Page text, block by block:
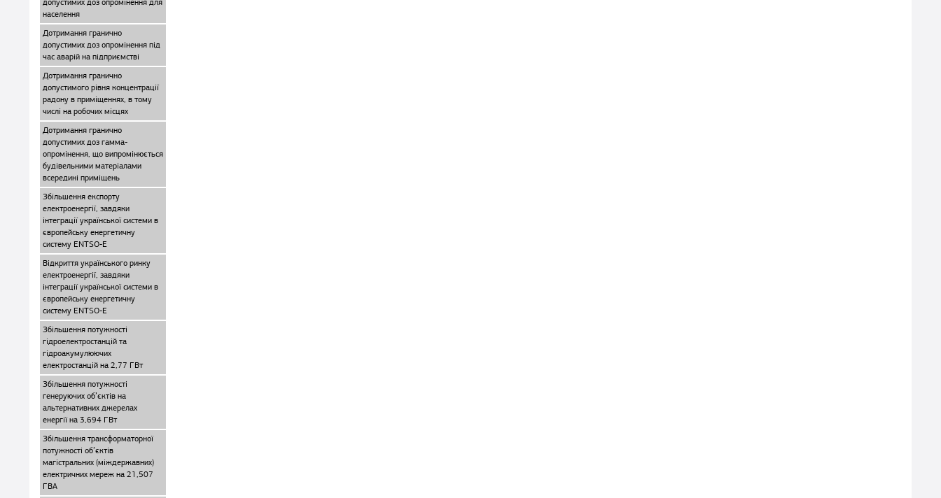
населення
Дотримання гранично
допустимих доз опромінення під
час аварій на підприємстві
Дотримання гранично
допустимого рівня концентрації
радону в приміщеннях, в тому
числі на робочих місцях
Дотримання гранично
допустимих доз гамма-
опромінення, що випромінюється
будівельними матеріалами
всередині приміщень
Збільшення експорту
електроенергії, завдяки
інтеграції української системи в
європейську енергетичну
систему ENTSO-E
Відкриття українського ринку
електроенергії, завдяки
інтеграції української системи в
європейську енергетичну
систему ENTSO-E
Збільшення потужності
гідроелектростанцій та
гідроакумулюючих
електростанцій на 2,77 ГВт
Збільшення потужності
генеруючих об’єктів на
альтернативних джерелах
енергії на 3,694 ГВт
Збільшення трансформаторної
потужності об’єктів
магістральних (міждержавних)
електричних мереж на 21,507
ГВА